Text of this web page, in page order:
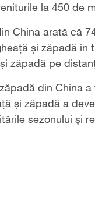
la 450 de
China arată că
și zăpadă în
zăpadă pe
din China
și zăpadă a
sezonului şi